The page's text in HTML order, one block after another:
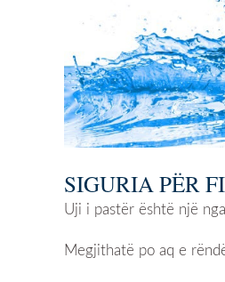
SIGURIA PËR
Uji i pastër është një
Megjithatë po aq e